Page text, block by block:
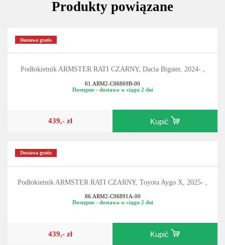
Produkty powiązane
Dostawa gratis
Podłokietnik ARMSTER RATI CZARNY, Dacia Bigster, 2024- ,
61.ARM2-C06869B-00
Dostępne - dostawa w ciągu 2 dni
439,- zł Kupić
Dostawa gratis
Podłokietnik ARMSTER RATI CZARNY, Toyota Aygo X, 2025- ,
86.ARM2-C06891A-00
Dostępne - dostawa w ciągu 2 dni
439,- zł Kupić